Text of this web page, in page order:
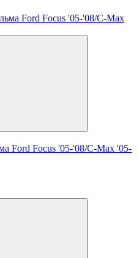
Ford Focus '05-'08/C-Max '05-